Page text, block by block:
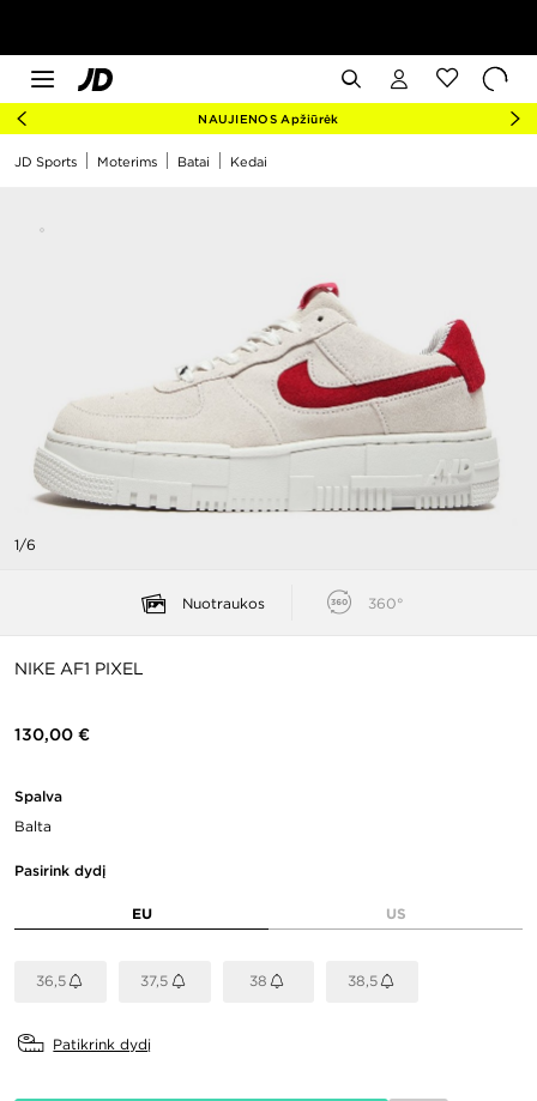
NAUJIENOS Apžiūrėk
JD Sports Moterims Batai Kedai
1/6
Nuotraukos 360°
NIKE AF1 PIXEL
130,00 €
Spalva
Balta
Pasirink dydį
EU US
36,5 37,5 38 38,5
Patikrink dydį